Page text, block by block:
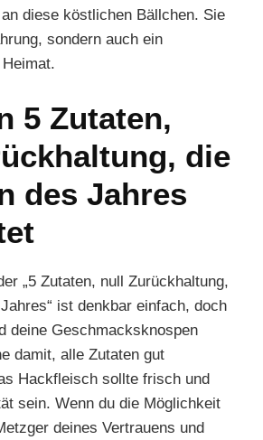
diese köstlichen Bällchen. Sie
sondern auch ein
5 Zutaten,
die
des Jahres
„5 Zutaten, null Zurückhaltung,
ist denkbar einfach, doch
deine Geschmacksknospen
damit, alle Zutaten gut
Hackfleisch sollte frisch und
sein. Wenn du die Möglichkeit
deines Vertrauens und